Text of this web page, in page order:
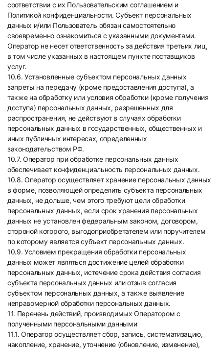
соответствии с их Пользовательским соглашением и
Политикой конфиденциальности. Субъект персональных
данных и/или Пользователь обязан самостоятельно
своевременно ознакомиться с указанными документами.
Оператор не несет ответственность за действия третьих лиц,
в том числе указанных в настоящем пункте поставщиков
услуг.
10.6. Установленные субъектом персональных данных
запреты на передачу (кроме предоставления доступа), а
также на обработку или условия обработки (кроме получения
доступа) персональных данных, разрешенных для
распространения, не действуют в случаях обработки
персональных данных в государственных, общественных и
иных публичных интересах, определенных
законодательством РФ.
10.7. Оператор при обработке персональных данных
обеспечивает конфиденциальность персональных данных.
10.8. Оператор осуществляет хранение персональных данных
в форме, позволяющей определить субъекта персональных
данных, не дольше, чем этого требуют цели обработки
персональных данных, если срок хранения персональных
данных не установлен федеральным законом, договором,
стороной которого, выгодоприобретателем или поручителем
по которому является субъект персональных данных.
10.9. Условием прекращения обработки персональных
данных может являться достижение целей обработки
персональных данных, истечение срока действия согласия
субъекта персональных данных или отзыв согласия
субъектом персональных данных, а также выявление
неправомерной обработки персональных данных.
11. Перечень действий, производимых Оператором с
полученными персональными данными
11.1. Оператор осуществляет сбор, запись, систематизацию,
накопление, хранение, уточнение (обновление, изменение),